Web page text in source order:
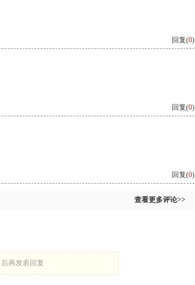
回复(0)
回复(0)
回复(0)
查看更多评论>>
后再发表回复